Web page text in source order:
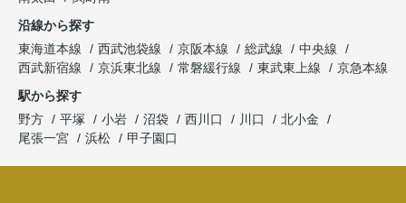
沿線から探す
東海道本線
西武池袋線 京阪本線 総武線
中央線
西武新宿線
京浜東北線 常磐緩行線 東武東上線
京急本線
駅から探す
野方
平塚 小岩 沼袋 西川口 川口
北小金
尾張一宮
浜松 甲子園口